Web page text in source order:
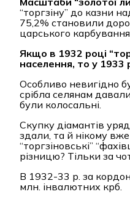
“торгзіну” до казни
75,2% становили
царського
Якщо в 1932 році
населення, то у 1933
Особливо невигідно
срібла селянам
були колосальні.
Скупку діамантів
здали, та й нікому
“торгзіновські”
різницю? Тільки за
В 1932-33 р. за
млн. інвалютних крб.